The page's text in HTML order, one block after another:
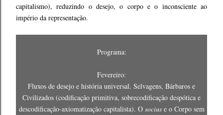
capitalismo), reduzindo o desejo, o corpo e o inconsciente ao
império da representação.
Programa:
Fevereiro:
Fluxos de desejo e história universal. Selvagens, Bárbaros e
Civilizados (codificação primitiva, sobrecodificação despótica e
descodificação-axiomatização capitalista). O sociuse o Corpo sem